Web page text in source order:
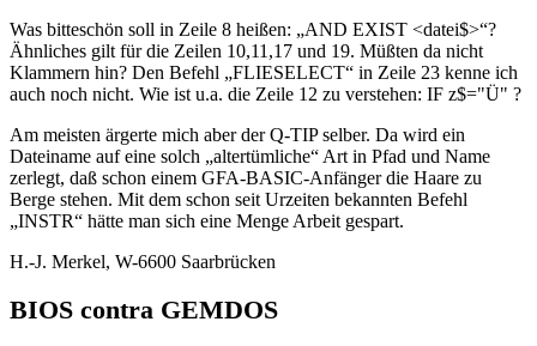
Was bitteschön soll in Zeile 8 heißen: „AND EXIST <datei$>“?
Ähnliches gilt für die Zeilen 10,11,17 und 19. Müßten da nicht
Klammern hin? Den Befehl „FLIESELECT“ in Zeile 23 kenne ich
auch noch nicht. Wie ist u.a. die Zeile 12 zu verstehen: IF z$="Ü" ?
Am meisten ärgerte mich aber der Q-TIP selber. Da wird ein
Dateiname auf eine solch „altertümliche“ Art in Pfad und Name
zerlegt, daß schon einem GFA-BASIC-Anfänger die Haare zu
Berge stehen. Mit dem schon seit Urzeiten bekannten Befehl
„INSTR“ hätte man sich eine Menge Arbeit gespart.
H.-J. Merkel, W-6600 Saarbrücken
BIOS contra GEMDOS